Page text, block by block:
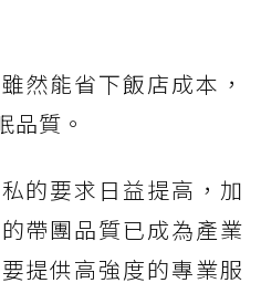
然能省下飯店成本，
品質。
的要求日益提高，加
帶團品質已成為產業
提供高強度的專業服